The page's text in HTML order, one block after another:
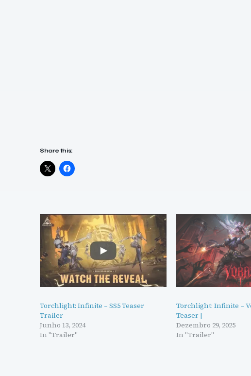
Share this:
Torchlight: Infinite – SS5 Teaser
Trailer
Junho 13, 2024
In "Trailer"
Torchlight: Infinite –
Teaser |
Dezembro 29, 2025
In "Trailer"